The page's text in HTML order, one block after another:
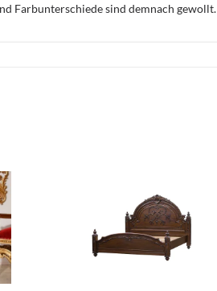
Farbunterschiede sind demnach gewollt.